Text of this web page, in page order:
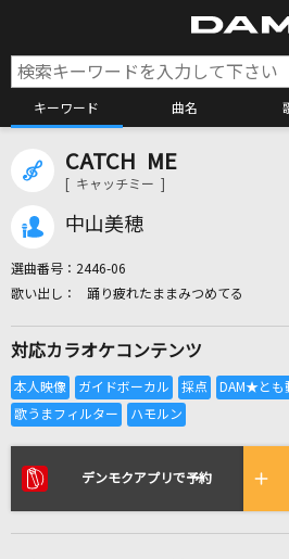
キーワード 曲名
全国りれき
リアルタイムで歌われて
逃げ水
CATCH ME
[ キャッチミー ]
中山美穂
選曲番号： 2446-06
踊り疲れたままみつめてる
対応カラオケコンテンツ
デンモクアプリで予約